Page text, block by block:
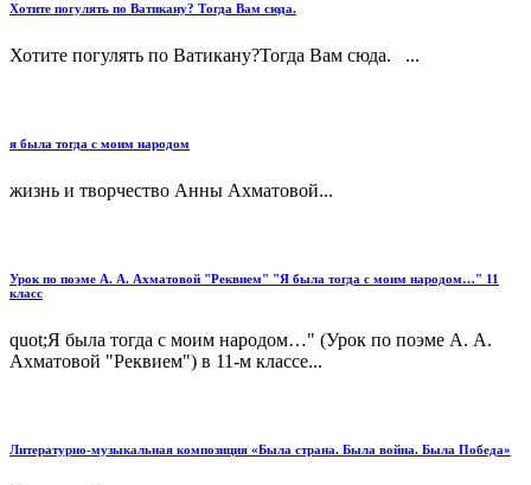
Хотите погулять по Ватикану? Тогда Вам сюда.
Хотите погулять по Ватикану?Тогда Вам сюда. ...
я была тогда с моим народом
жизнь и творчество Анны Ахматовой...
Урок по поэме А. А. Ахматовой "Реквием" "Я была тогда с моим народом…" 11
класс
quot;Я была тогда с моим народом…" (Урок по поэме А. А.
Ахматовой "Реквием") в 11-м классе...
Литературно-музыкальная композиция «Была страна. Была война. Была Победа»